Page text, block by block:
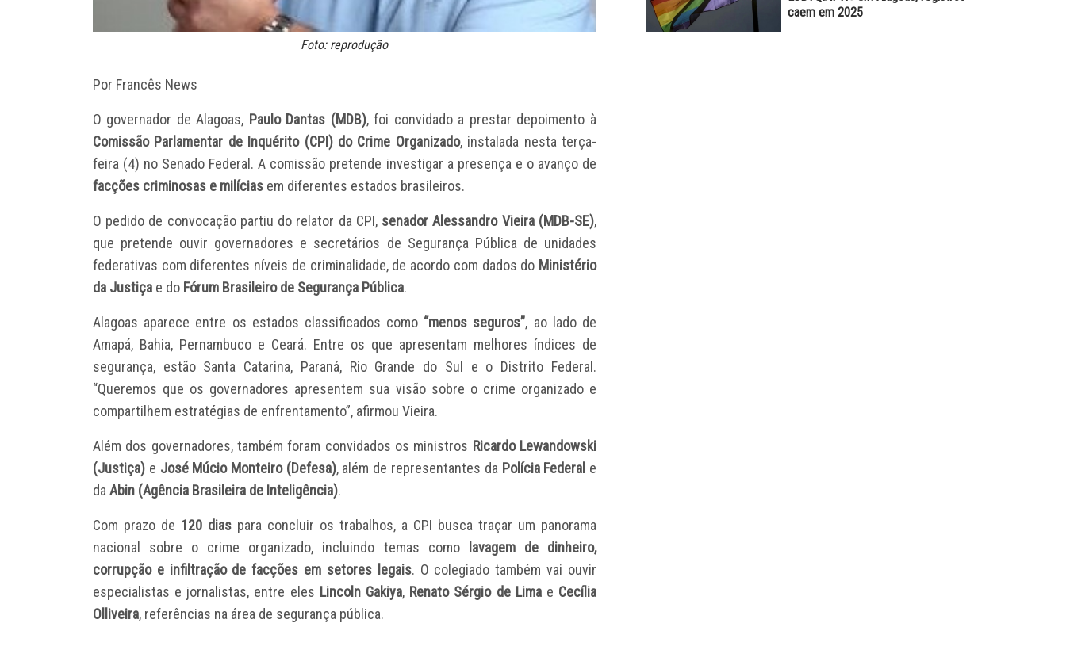
Foto: reprodução
Por Francês News
O governador de Alagoas, Paulo Dantas (MDB), foi convidado a prestar depoimento à
Comissão Parlamentar de Inquérito (CPI) do Crime Organizado, instalada nesta terça-
feira (4) no Senado Federal. A comissão pretende investigar a presença e o avanço de
facções criminosas e milícias em diferentes estados brasileiros.
O pedido de convocação partiu do relator da CPI, senador Alessandro Vieira (MDB-SE),
que pretende ouvir governadores e secretários de Segurança Pública de unidades
federativas com diferentes níveis de criminalidade, de acordo com dados do Ministério
da Justiça e do Fórum Brasileiro de Segurança Pública.
Alagoas aparece entre os estados classificados como “menos seguros”, ao lado de
Amapá, Bahia, Pernambuco e Ceará. Entre os que apresentam melhores índices de
segurança, estão Santa Catarina, Paraná, Rio Grande do Sul e o Distrito Federal.
“Queremos que os governadores apresentem sua visão sobre o crime organizado e
compartilhem estratégias de enfrentamento”, afirmou Vieira.
Além dos governadores, também foram convidados os ministros Ricardo Lewandowski
(Justiça) e José Múcio Monteiro (Defesa), além de representantes da Polícia Federal e
da Abin (Agência Brasileira de Inteligência).
Com prazo de 120 dias para concluir os trabalhos, a CPI busca traçar um panorama
nacional sobre o crime organizado, incluindo temas como lavagem de dinheiro,
corrupção e infiltração de facções em setores legais. O colegiado também vai ouvir
especialistas e jornalistas, entre eles Lincoln Gakiya, Renato Sérgio de Limae Cecília
Olliveira, referências na área de segurança pública.
caem em 2025